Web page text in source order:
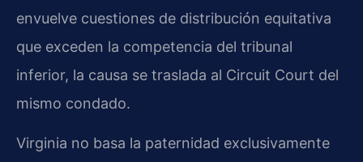
envuelve cuestiones de distribución equitativa
que exceden la competencia del tribunal
inferior, la causa se traslada al Circuit Court del
mismo condado.
Virginia no basa la paternidad exclusivamente